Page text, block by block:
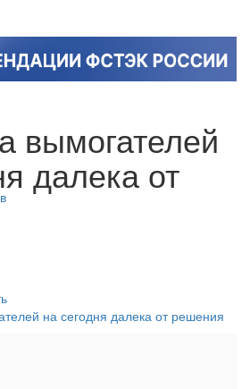
вымогателей
далека от
на сегодня далека от решения